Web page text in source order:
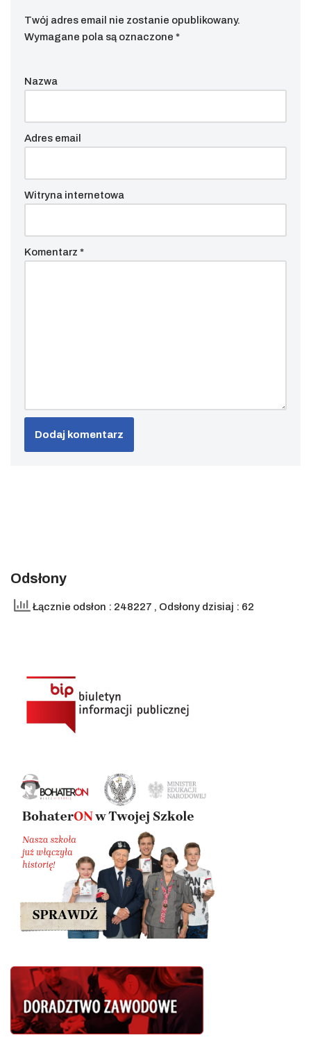
Twój adres email nie zostanie opublikowany.
Wymagane pola są oznaczone *
Nazwa
Adres email
Witryna internetowa
Komentarz *
Odsłony
Łącznie odsłon : 248227 , Odsłony dzisiaj : 62